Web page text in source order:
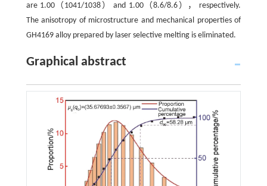
are 1.00（1041/1038） and 1.00（8.6/8.6）， respectively.
The anisotropy of microstructure and mechanical properties of
GH4169 alloy prepared by laser selective melting is eliminated.
Graphical abstract